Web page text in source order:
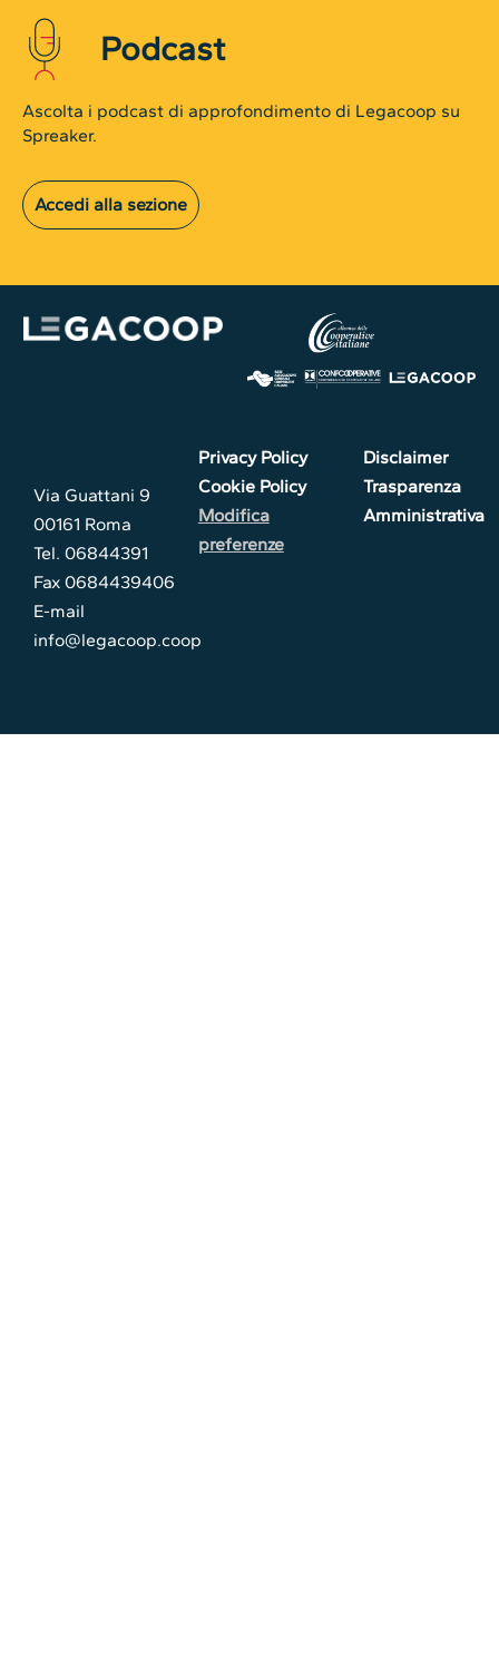
Podcast
Ascolta i podcast di approfondimento di Legacoop su
Spreaker.
Accedi alla sezione
Via Guattani 9
00161 Roma
Tel. 06844391
Fax 0684439406
E-mail
info@legacoop.coop
Privacy Policy
Cookie Policy
Modifica
preferenze
Disclaimer
Trasparenza
Amministrativa